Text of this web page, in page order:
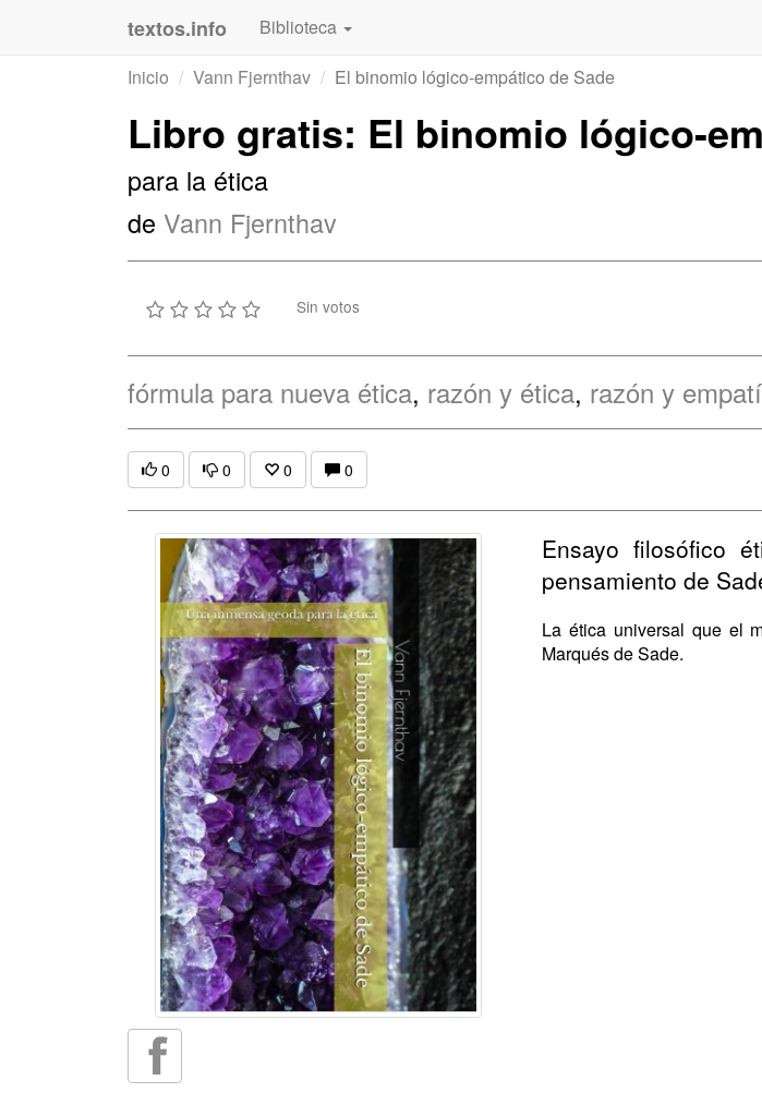
textos.info Biblioteca
Inicio
Vann Fjernthav El binomio lógico-empático de Sade
Libro gratis: El binomio lógico-
para la ética
de Vann Fjernthav
Sin votos
fórmula para nueva ética, razón y ética, razón y
0 0 0 0
Ensayo filosófico
pensamiento de
La ética universal que el
Marqués de Sade.